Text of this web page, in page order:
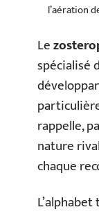
l’aération
Le
spécialisé
rappelle,
nature
chaque